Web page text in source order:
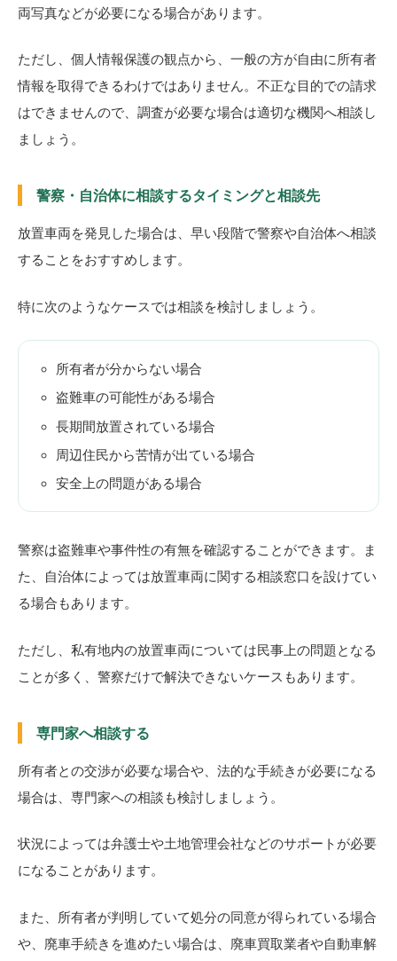
両写真などが必要になる場合があります。
ただし、個人情報保護の観点から、一般の方が自由に所有者
情報を取得できるわけではありません。不正な目的での請求
はできませんので、調査が必要な場合は適切な機関へ相談し
ましょう。
警察・自治体に相談するタイミングと相談先
放置車両を発見した場合は、早い段階で警察や自治体へ相談
することをおすすめします。
特に次のようなケースでは相談を検討しましょう。
所有者が分からない場合
盗難車の可能性がある場合
長期間放置されている場合
周辺住民から苦情が出ている場合
安全上の問題がある場合
警察は盗難車や事件性の有無を確認することができます。ま
た、自治体によっては放置車両に関する相談窓口を設けてい
る場合もあります。
ただし、私有地内の放置車両については民事上の問題となる
ことが多く、警察だけで解決できないケースもあります。
専門家へ相談する
所有者との交渉が必要な場合や、法的な手続きが必要になる
場合は、専門家への相談も検討しましょう。
状況によっては弁護士や土地管理会社などのサポートが必要
になることがあります。
また、所有者が判明していて処分の同意が得られている場合
や、廃車手続きを進めたい場合は、廃車買取業者や自動車解